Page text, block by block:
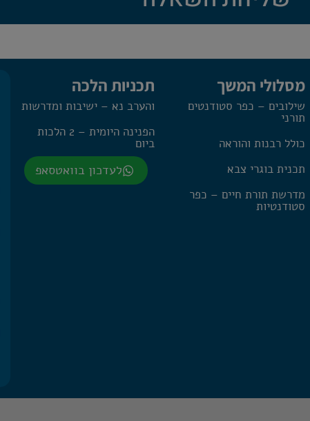
מסלולי המשך
שילובים – כפר סטודנטים
תורני
כולל רבנות והוראה
תכנית בוגרי צבא
מדרשת תורת חיים – כפר
סטודנטיות
תכניות הלכה
והערב נא – ישיבות ומדרשות
הפנינה היומית – 2 הלכות
ביום
לעדכון בוואטסאפ